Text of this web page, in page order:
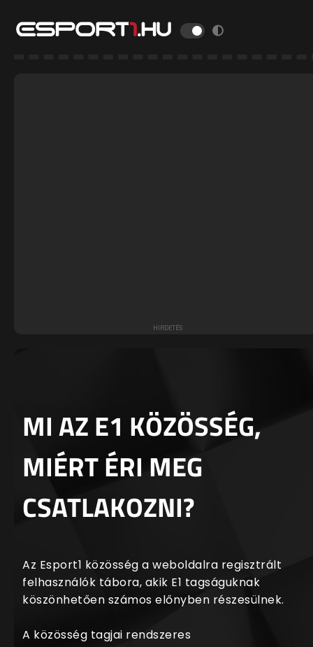
MI AZ E1 KÖZÖSSÉG,
MIÉRT ÉRI MEG
CSATLAKOZNI?
Az Esport1 közösség a weboldalra regisztrált
felhasználók tábora, akik E1 tagságuknak
köszönhetően számos előnyben részesülnek.
A közösség tagjai rendszeres